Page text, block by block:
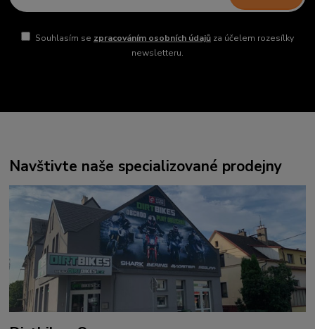
Souhlasím se zpracováním osobních údajůza účelem rozesílky
newsletteru.
Navštivte naše specializované prodejny